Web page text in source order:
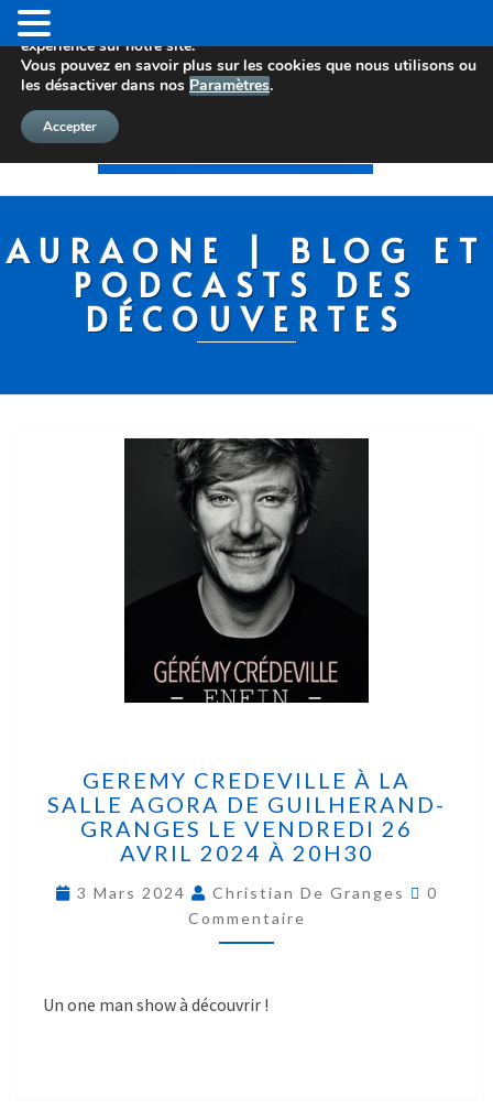
AURAONE | BLOG ET
PODCASTS DES
DÉCOUVERTES
GEREMY CREDEVILLE À LA
SALLE AGORA DE GUILHERAND-
GRANGES LE VENDREDI 26
AVRIL 2024 À 20H30
3 Mars 2024 Christian De Granges
0
Commentaire
Un one man show à découvrir !
Nous utilisons des cookies pour vous offrir la meilleure
expérience sur notre site.
Vous pouvez en savoir plus sur les cookies que nous utilisons ou
les désactiver dans nos Paramètres.
Accepter